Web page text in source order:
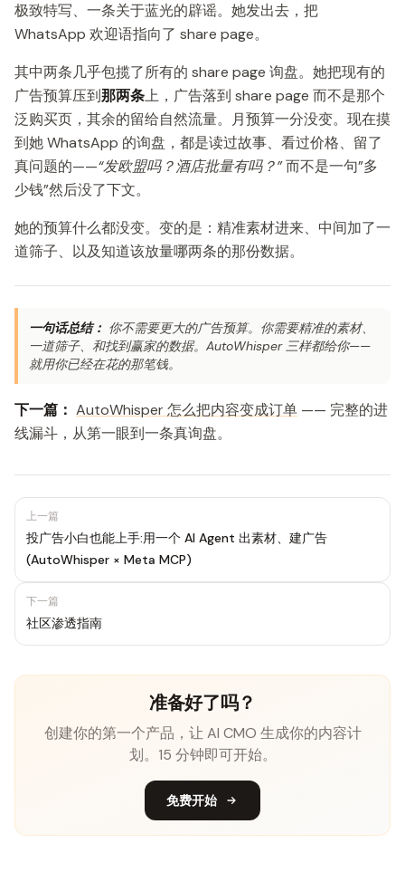
极致特写、一条关于蓝光的辟谣。她发出去，把
WhatsApp 欢迎语指向了 share page。
其中两条几乎包揽了所有的 share page 询盘。她把现有的
广告预算压到那两条上，广告落到 share page 而不是那个
泛购买页，其余的留给自然流量。月预算一分没变。现在摸
到她 WhatsApp 的询盘，都是读过故事、看过价格、留了
真问题的——“发欧盟吗？酒店批量有吗？”而不是一句”多
少钱”然后没了下文。
她的预算什么都没变。变的是：精准素材进来、中间加了一
道筛子、以及知道该放量哪两条的那份数据。
一句话总结： 你不需要更大的广告预算。你需要精准的素材、
一道筛子、和找到赢家的数据。AutoWhisper 三样都给你——
就用你已经在花的那笔钱。
下一篇： AutoWhisper 怎么把内容变成订单 —— 完整的进
线漏斗，从第一眼到一条真询盘。
上一篇
投广告小白也能上手:用一个 AI Agent 出素材、建广告
(AutoWhisper × Meta MCP)
下一篇
社区渗透指南
准备好了吗？
创建你的第一个产品，让 AI CMO 生成你的内容计
划。15 分钟即可开始。
免费开始